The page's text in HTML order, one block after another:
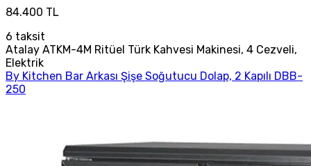
84.400 TL
6 taksit
Atalay ATKM-4M Ritüel Türk Kahvesi Makinesi, 4 Cezveli,
Elektrik
By Kitchen Bar Arkası Şişe Soğutucu Dolap, 2 Kapılı DBB-
250